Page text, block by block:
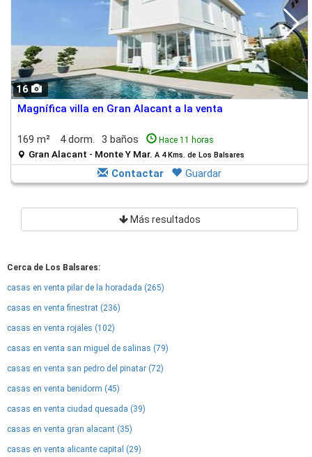
16
Magnífica villa en Gran Alacant a la venta
169 m² 4 dorm. 3 baños Hace 11 horas
Gran Alacant - Monte Y Mar. A 4 Kms. de Los Balsares
Contactar Guardar
Más resultados
Cerca de Los Balsares:
casas en venta pilar de la horadada (265)
casas en venta finestrat (236)
casas en venta rojales (102)
casas en venta san miguel de salinas (79)
casas en venta san pedro del pinatar (72)
casas en venta benidorm (45)
casas en venta ciudad quesada (39)
casas en venta gran alacant (35)
casas en venta alicante capital (29)